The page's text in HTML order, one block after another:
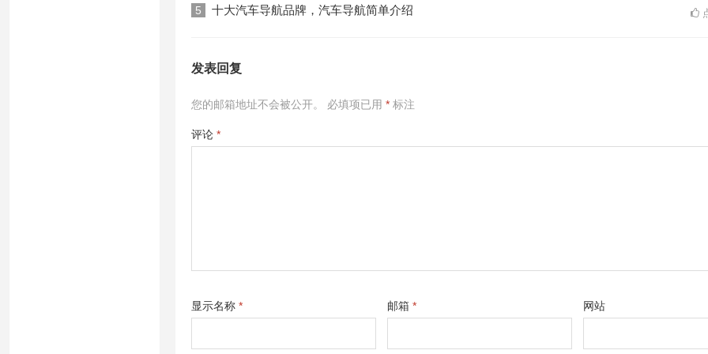
5 十大汽车导航品牌，汽车导航简单介绍
发表回复
您的邮箱地址不会被公开。 必填项已用 * 标注
评论 *
显示名称 * 邮箱* 网站